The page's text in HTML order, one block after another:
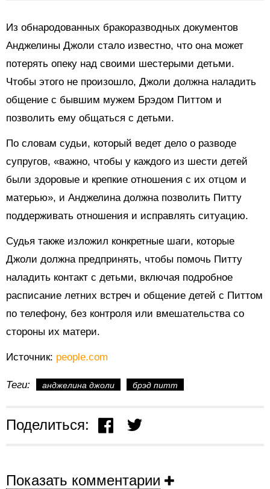
Из обнародованных бракоразводных документов
Анджелины Джоли стало известно, что она может
потерять опеку над своими шестерыми детьми.
Чтобы этого не произошло, Джоли должна наладить
общение с бывшим мужем Брэдом Питтом и
позволить ему общаться с детьми.
По словам судьи, который ведет дело о разводе
супругов, «важно, чтобы у каждого из шести детей
были здоровые и крепкие отношения с их отцом и
матерью», и Анджелина должна позволить Питту
поддерживать отношения и исправлять ситуацию.
Судья также изложил конкретные шаги, которые
Джоли должна предпринять, чтобы помочь Питту
наладить контакт с детьми, включая подробное
расписание летних встреч и общение детей с Питтом
по телефону, без контроля или вмешательства со
стороны их матери.
Источник: people.com
Теги: анджелина джоли брэд питт
Поделиться:
Показать комментарии